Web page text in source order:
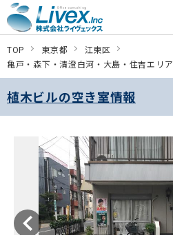
TOP 東京都
江東区
亀戸・森下・清澄白河・大島・住吉エリア
植木ビルの空き室情報